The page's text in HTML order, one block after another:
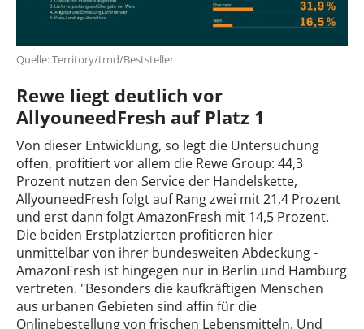
Quelle: Territory/trnd/Beststeller
Rewe liegt deutlich vor
AllyouneedFresh auf Platz 1
Von dieser Entwicklung, so legt die Untersuchung
offen, profitiert vor allem die Rewe Group: 44,3
Prozent nutzen den Service der Handelskette,
AllyouneedFresh folgt auf Rang zwei mit 21,4 Prozent
und erst dann folgt AmazonFresh mit 14,5 Prozent.
Die beiden Erstplatzierten profitieren hier
unmittelbar von ihrer bundesweiten Abdeckung -
AmazonFresh ist hingegen nur in Berlin und Hamburg
vertreten. "Besonders die kaufkräftigen Menschen
aus urbanen Gebieten sind affin für die
Onlinebestellung von frischen Lebensmitteln. Und